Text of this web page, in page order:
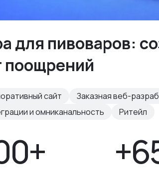
для пивоваров:
поощрений
сайт
Заказная веб-
и омниканальность
Ритейл